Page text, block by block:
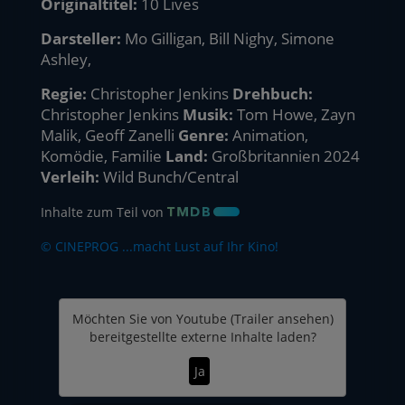
Darsteller: Mo Gilligan, Bill Nighy, Simone
Ashley,
Regie: Christopher Jenkins Drehbuch:
Christopher Jenkins Musik: Tom Howe, Zayn
Malik, Geoff Zanelli Genre: Animation,
Komödie, Familie Land: Großbritannien 2024
Verleih: Wild Bunch/Central
Inhalte zum Teil von
© CINEPROG ...macht Lust auf Ihr Kino!
Möchten Sie von Youtube (Trailer ansehen)
bereitgestellte externe Inhalte laden?
Ja